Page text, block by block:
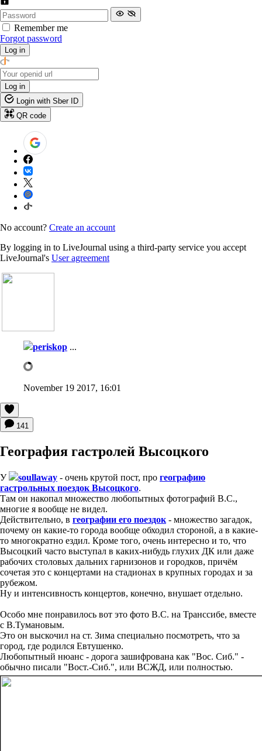
Remember me
Forgot password
Log in
Log in
Login with Sber ID
QR code
No account? Create an account
By logging in to LiveJournal using a third-party service you accept
LiveJournal's User agreement
periskop ...
November 19 2017, 16:01
141
География гастролей Высоцкого
У soullaway - очень крутой пост, про географию
гастрольных поездок Высоцкого.
Там он накопал множество любопытных фотографий В.С.,
многие я вообще не видел.
Действительно, в географии его поездок - множество загадок,
почему он какие-то города вообще обходил стороной, а в какие-
то многократно ездил. Кроме того, очень интересно и то, что
Высоцкий часто выступал в каких-нибудь глухих ДК или даже
рабочих столовых дальних гарнизонов и городков, причём
сочетая это с концертами на стадионах в крупных городах и за
рубежом.
Ну и интенсивность концертов, конечно, внушает отдельно.
Особо мне понравилось вот это фото В.С. на Транссибе, вместе
с В.Тумановым.
Это он выскочил на ст. Зима специально посмотреть, что за
город, где родился Евтушенко.
Любопытный нюанс - дорога зашифрована как "Вос. Сиб." -
обычно писали "Вост.-Сиб.", или ВСЖД, или полностью.